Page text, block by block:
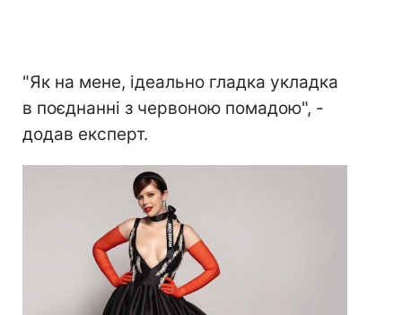
"Як на мене, ідеально гладка укладка
в поєднанні з червоною помадою", -
додав експерт.